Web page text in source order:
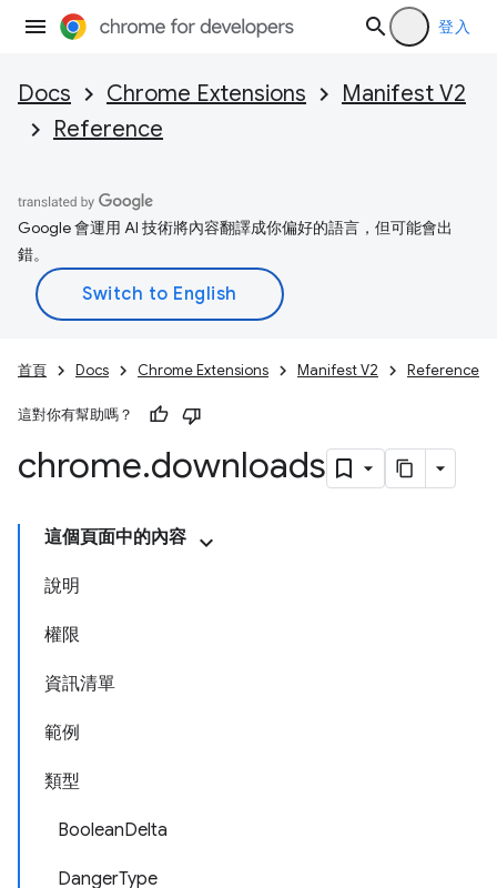
登入
Docs Chrome Extensions
Manifest V2
Reference
Google 會運用 AI 技術將內容翻譯成你偏好的語言，但可能會出
錯。
首頁 Docs Chrome Extensions Manifest V2 Reference
這對你有幫助嗎？
chrome.downloads
這個頁面中的內容
說明
權限
資訊清單
範例
類型
BooleanDelta
DangerType